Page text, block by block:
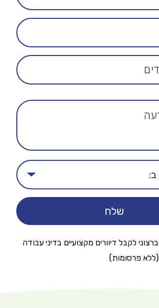
ברצוני לקבל דיוורים מקצועיים בדיני עבודה
(ללא פרסומות)